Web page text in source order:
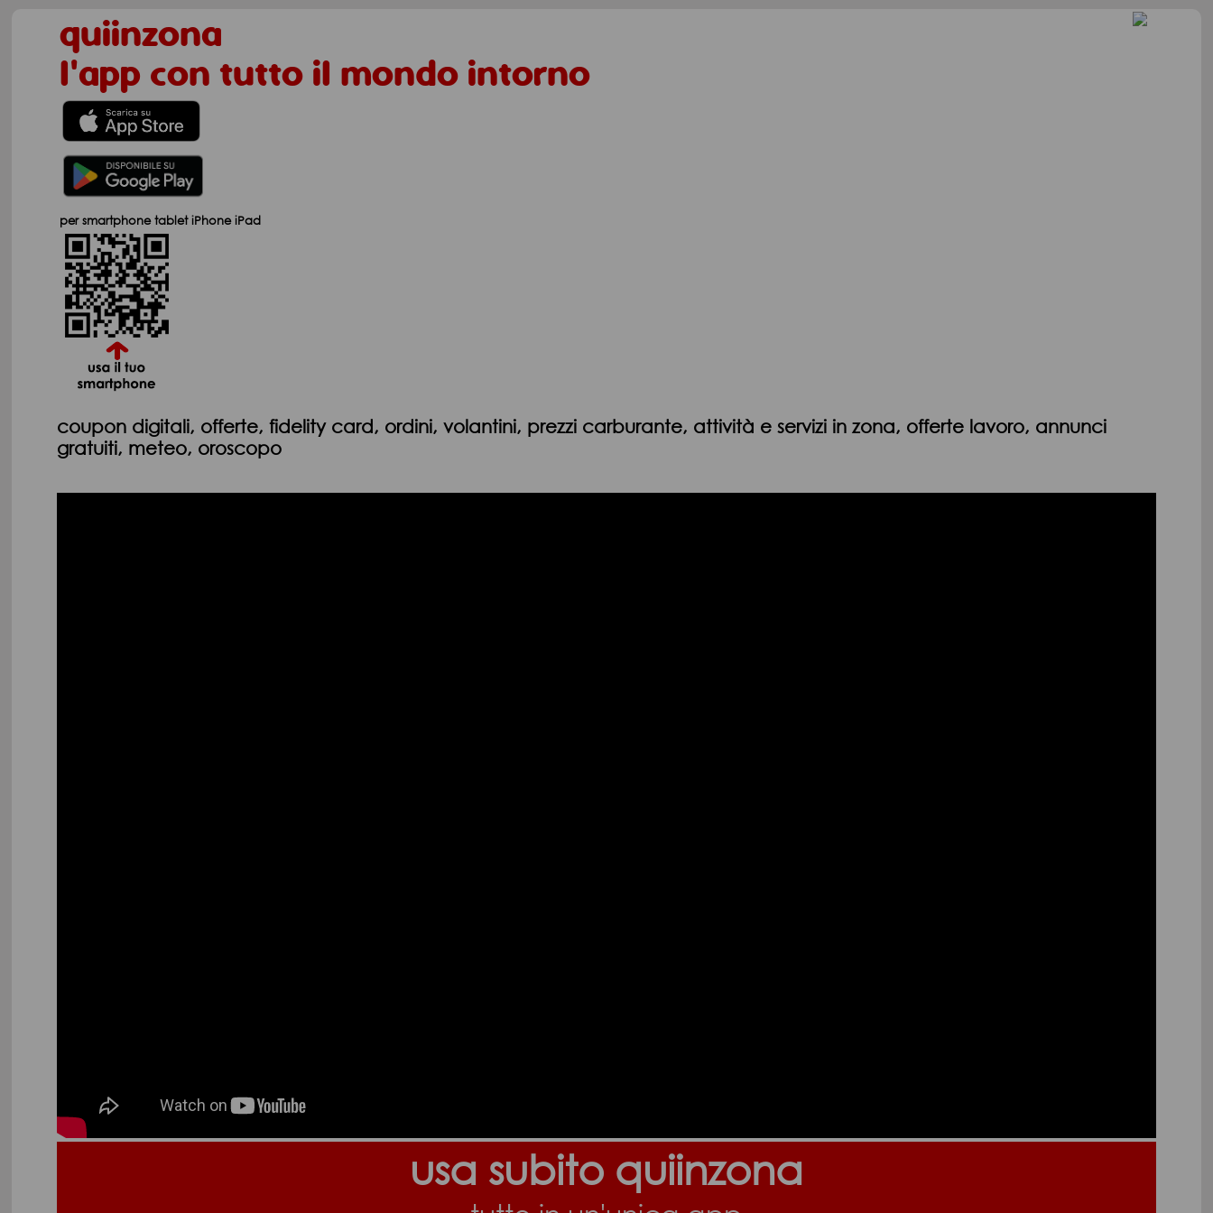
quiinzona
l'app con tutto il mondo intorno
per smartphone tablet iPhone iPad
coupon digitali, offerte, fidelity card, ordini, volantini, prezzi carburante, attività e servizi in zona, offerte lavoro, annunci
gratuiti, meteo, oroscopo
usa subito quiinzona